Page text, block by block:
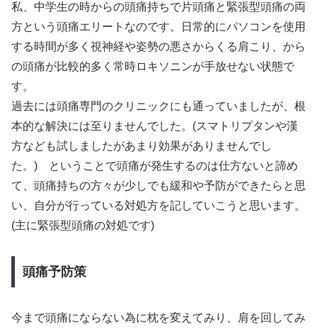
私、中学生の時からの頭痛持ちで片頭痛と緊張型頭痛の両
方という頭痛エリートなのです。日常的にパソコンを使用
する時間が多く視神経や姿勢の悪さからくる肩こり、から
の頭痛が比較的多く常時ロキソニンが手放せない状態で
す。
過去には頭痛専門のクリニックにも通っていましたが、根
本的な解決には至りませんでした。(スマトリプタンや漢
方なども試しましたがあまり効果がありませんでし
た。) ということで頭痛が発生するのは仕方ないと諦め
て、頭痛持ちの方々が少しでも緩和や予防ができたらと思
い、自分が行っている対処方を記していこうと思います。
(主に緊張型頭痛の対処です)
頭痛予防策
今まで頭痛にならない為に枕を変えてみり、肩を回してみ